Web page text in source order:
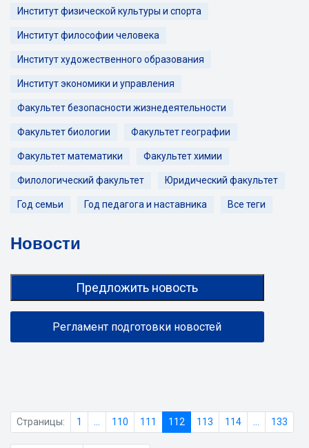
Институт физической культуры и спорта
Институт философии человека
Институт художественного образования
Институт экономики и управления
Факультет безопасности жизнедеятельности
Факультет биологии Факультет географии
Факультет математики Факультет химии
Филологический факультет Юридический факультет
Год семьи Год педагога и наставника Все теги
Новости
Предложить новость
Регламент подготовки новостей
Страницы: 1 110 111 112 113 114 133